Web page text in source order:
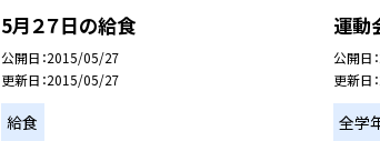
5月２７日の給食
公開日 2015/05/27
更新日 2015/05/27
給食
運動
公開日
更新日
全学